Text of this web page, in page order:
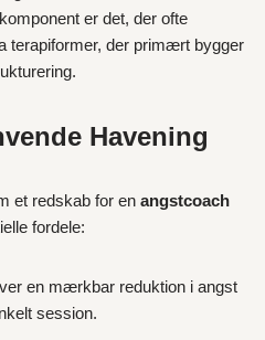
er det, der ofte
terapiformer, der primært bygger
Havening
et redskab for en angstcoach
fordele:
en mærkbar reduktion i angst
session.